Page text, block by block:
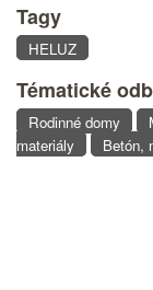
Tagy
HELUZ
Tématické
Rodinné domy
materiály
Betón,